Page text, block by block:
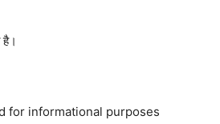
for informational purposes